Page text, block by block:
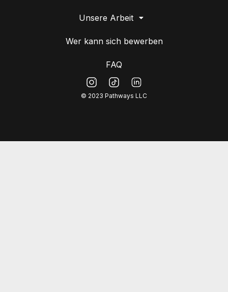
Unsere Arbeit
Wer kann sich bewerben
FAQ
© 2023 Pathways LLC